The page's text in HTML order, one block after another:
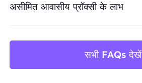
असीमित आवासीय प्रॉक्सी के लाभ
सभी FAQs देखें